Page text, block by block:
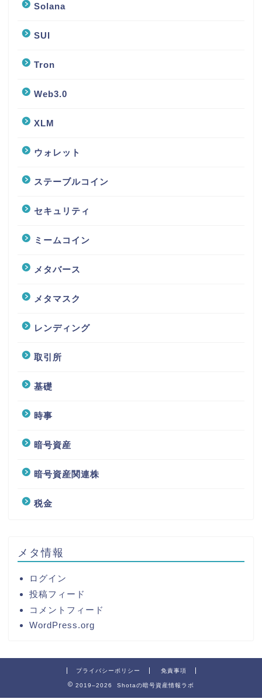
Solana
SUI
Tron
Web3.0
XLM
ウォレット
ステーブルコイン
セキュリティ
ミームコイン
メタバース
メタマスク
レンディング
取引所
基礎
時事
暗号資産
暗号資産関連株
税金
メタ情報
ログイン
投稿フィード
コメントフィード
WordPress.org
プライバシーポリシー 免責事項
2019–2026 Shotaの暗号資産情報ラボ